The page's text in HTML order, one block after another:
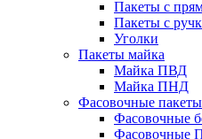
Пакеты с
Пакеты с
Уголки
Пакеты майка
Майка ПВД
Майка ПНД
Фасовочные пакеты
Фасовочные
Фасовочные